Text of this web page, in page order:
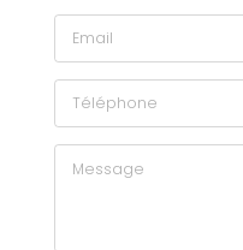
Email
Téléphone
Message